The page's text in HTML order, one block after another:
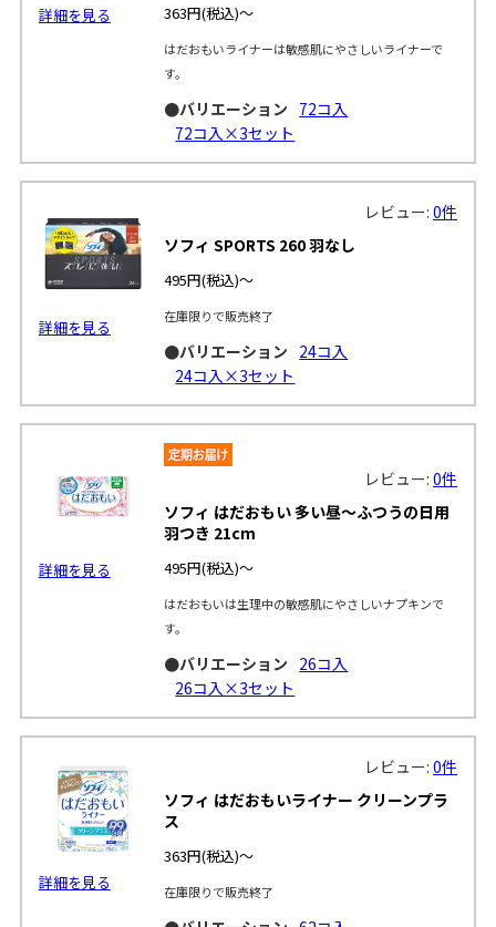
詳細を見る 363円(税込)～
はだおもいライナーは敏感肌にやさしいライナーで
す。
●バリエーション 72コ入
72コ入×3セット
詳細を見る
レビュー:0件
ソフィ SPORTS 260 羽なし
495円(税込)～
在庫限りで販売終了
●バリエーション 24コ入
24コ入×3セット
詳細を見る
レビュー:0件
ソフィ はだおもい 多い昼～ふつうの日用
羽つき 21cm
495円(税込)～
はだおもいは生理中の敏感肌にやさしいナプキンで
す。
●バリエーション 26コ入
26コ入×3セット
詳細を見る
レビュー:0件
ソフィ はだおもいライナー クリーンプラ
ス
363円(税込)～
在庫限りで販売終了